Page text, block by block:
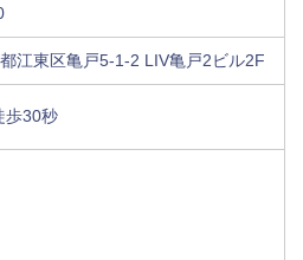
江東区亀戸5-1-2 LIV亀戸2ビル2F
歩30秒